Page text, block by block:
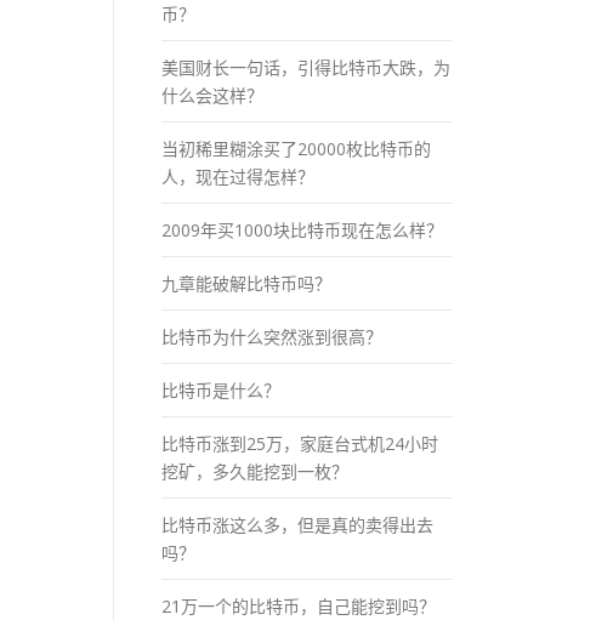
币？
美国财长一句话，引得比特币大跌，为
什么会这样？
当初稀里糊涂买了20000枚比特币的
人，现在过得怎样？
2009年买1000块比特币现在怎么样？
九章能破解比特币吗？
比特币为什么突然涨到很高？
比特币是什么？
比特币涨到25万，家庭台式机24小时
挖矿，多久能挖到一枚？
比特币涨这么多，但是真的卖得出去
吗？
21万一个的比特币，自己能挖到吗？